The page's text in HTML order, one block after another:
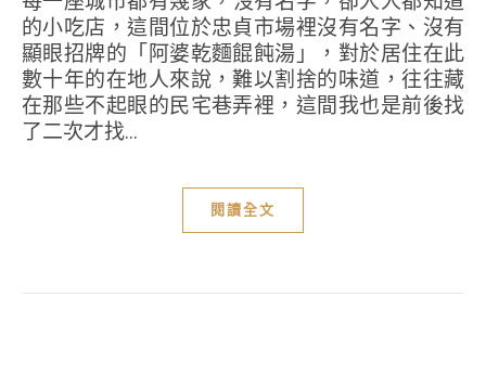
的小吃店，這間位於忠貞市場裡沒有名字、沒有
顯眼招牌的「阿婆乾麵餛飩湯」，對於居住在此
數十年的在地人來說，難以割捨的味道，往往藏
在那些不起眼的民宅巷弄裡，這間我也是前後找
了二次才找...
閱讀全文